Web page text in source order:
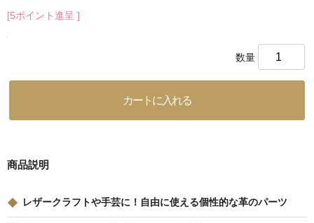
[5ポイント進呈 ]
数量
商品説明
レザークラフトや手芸に！自由に使える個性的な革のパーツ